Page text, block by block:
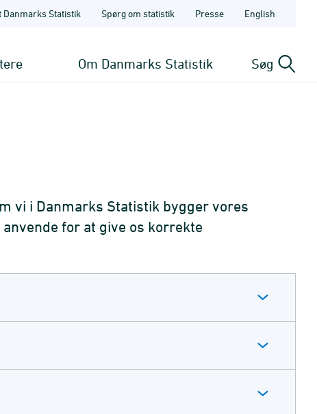
Danmarks Statistik Spørg om statistik Presse English
Om Danmarks Statistik Søg
vi i Danmarks Statistik bygger vores
for at give os korrekte